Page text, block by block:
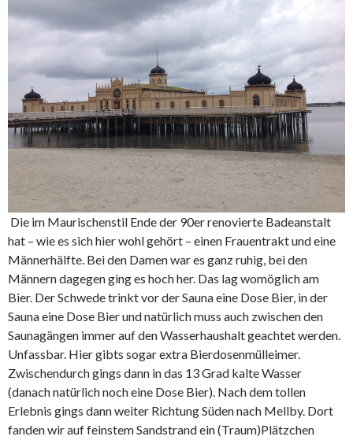
Die im Maurischenstil Ende der 90er renovierte Badeanstalt
hat – wie es sich hier wohl gehört – einen Frauentrakt und eine
Männerhälfte. Bei den Damen war es ganz ruhig, bei den
Männern dagegen ging es hoch her. Das lag womöglich am
Bier. Der Schwede trinkt vor der Sauna eine Dose Bier, in der
Sauna eine Dose Bier und natürlich muss auch zwischen den
Saunagängen immer auf den Wasserhaushalt geachtet werden.
Unfassbar. Hier gibts sogar extra Bierdosenmülleimer.
Zwischendurch gings dann in das 13 Grad kalte Wasser
(danach natürlich noch eine Dose Bier). Nach dem tollen
Erlebnis gings dann weiter Richtung Süden nach Mellby. Dort
fanden wir auf feinstem Sandstrand ein (Traum)Plätzchen